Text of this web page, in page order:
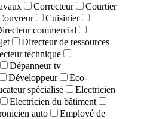
Correcteur
Courtier
Cuisinier
commercial
Directeur de ressources
technique
Dépanneur tv
Développeur
Eco-
spécialisé
Electricien
Electricien du bâtiment
auto
Employé de